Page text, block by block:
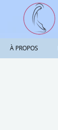
À PROPOS